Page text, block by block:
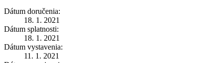
Dátum doručenia:
18. 1. 2021
Dátum splatnosti:
18. 1. 2021
Dátum vystavenia:
11. 1. 2021